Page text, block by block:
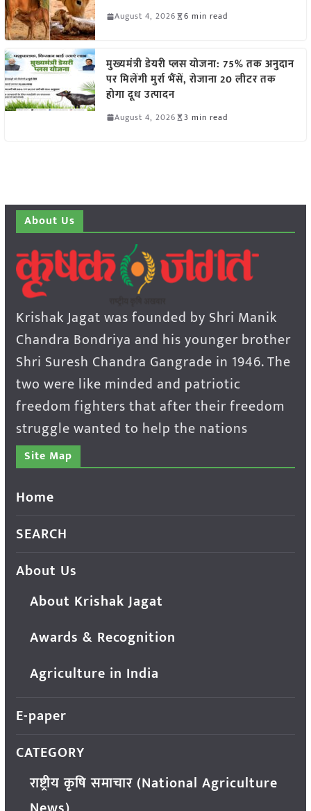
August 4, 2026 6 min read
मुख्यमंत्री डेयरी प्लस योजना: 75% तक अनुदान
पर मिलेंगी मुर्रा भैंसें, रोजाना 20 लीटर तक
होगा दूध उत्पादन
August 4, 2026 3 min read
About Us
Krishak Jagat was founded by Shri Manik
Chandra Bondriya and his younger brother
Shri Suresh Chandra Gangrade in 1946. The
two were like minded and patriotic
freedom fighters that after their freedom
struggle wanted to help the nations
Site Map
Home
SEARCH
About Us
About Krishak Jagat
Awards & Recognition
Agriculture in India
E-paper
CATEGORY
राष्ट्रीय कृषि समाचार (National Agriculture